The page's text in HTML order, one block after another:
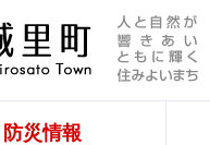
防災情報